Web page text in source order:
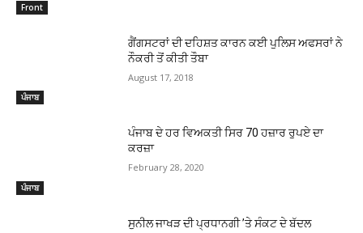
Front
ਪੰਜਾਬ
ਗੈਂਗਸਟਰਾਂ ਦੀ ਦਹਿਸ਼ਤ ਕਾਰਨ ਕਈ ਪੁਲਿਸ ਅਫਸਰਾਂ ਨੇ
ਨੌਕਰੀ ਤੋਂ ਕੀਤੀ ਤੌਬਾ
August 17, 2018
ਪੰਜਾਬ
ਪੰਜਾਬ ਦੇ ਹਰ ਵਿਅਕਤੀ ਸਿਰ 70 ਹਜ਼ਾਰ ਰੁਪਏ ਦਾ
ਕਰਜ਼ਾ
February 28, 2020
ਸੁਨੀਲ ਜਾਖੜ ਦੀ ਪ੍ਰਧਾਨਗੀ ’ਤੇ ਸੰਕਟ ਦੇ ਬੱਦਲ